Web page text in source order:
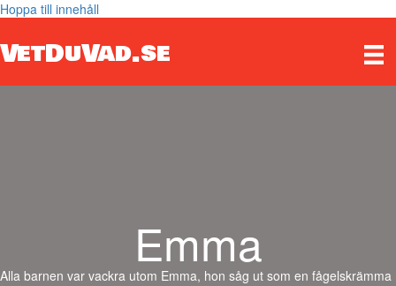
Hoppa till innehåll
VetDuVad.se
Emma
Alla barnen var vackra utom Emma, hon såg ut som en fågelskrämma